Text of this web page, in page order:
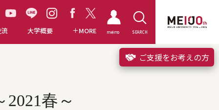
大学概要 MORE meimo SEARCH
ご支援をお考えの方
春～